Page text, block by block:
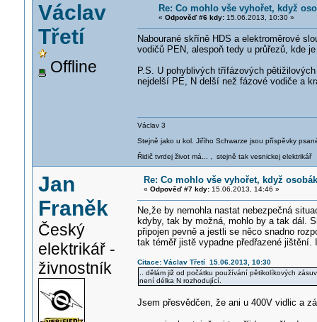
Václav
Třetí
Offline
Re: Co mohlo vše vyhořet, když
« Odpověď #6 kdy:15.06.2013, 10:30 »
Nabourané skříně HDS a elektroměrové
vodičů PEN, alespoň tedy u průřezů, kde
P.S. U pohyblivých třífázových
nejdelší PE, N delší než fázové vodiče a
Václav 3
Stejně jako u kol. Jiřího Schwarze jsou příspěvky
Řidič tvrdej život má... , stejně tak vesnickej elektrikář
Jan
Franěk
Český
elektrikář -
živnostník
Re: Co mohlo vše vyhořet, když
« Odpověď #7 kdy:15.06.2013, 14:46 »
Ne,že by nemohla nastat nebezpečná
kdyby, tak by možná, mohlo by a tak dál.
připojen pevně a jestli se něco snadno
tak téměř jistě vypadne předřazené
Citace: Václav Třetí 15.06.2013, 10:30
.. dělám již od počátku používání pětikolíkových
není délka N rozhodující.
Jsem přesvědčen, že ani u 400V vidlic a